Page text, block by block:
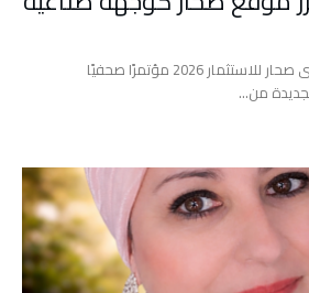
نظّمت اللجنة المنظمة لمنتدى صحار للاستثمار 2026 مؤتمرًا صحفيًا
من…